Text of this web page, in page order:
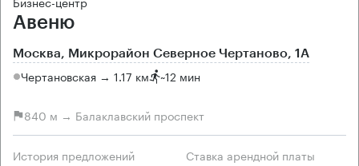
Авеню
Москва, Микрорайон Северное Чертаново, 1А
Чертановская → 1.17 км ~12 мин
840 м → Балаклавский проспект
История предложений Ставка арендной платы